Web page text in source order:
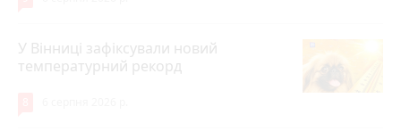
У Вінниці зафіксували новий
температурний рекорд